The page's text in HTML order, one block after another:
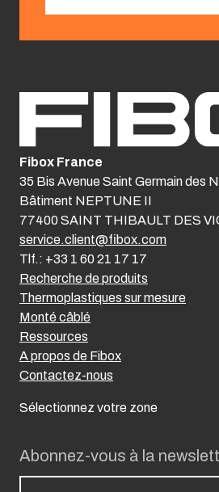
Abonnez-vous à la
Recherche de produits
Thermoplastiques sur mesure
Monté câblé
Ressources
A propos de Fibox
Contactez-nous
Sélectionnez votre zone
Fibox France
35 Bis Avenue Saint Germain des
Bâtiment NEPTUNE II
77400 SAINT THIBAULT DES
service.client@fibox.com
Tlf.: +33 1 60 21 17 17